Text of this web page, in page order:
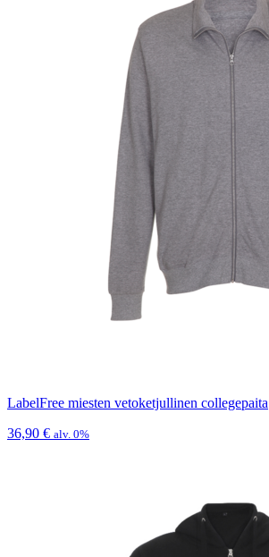
LabelFree miesten vetoketjullinen collegepaita
36,90 € alv. 0%